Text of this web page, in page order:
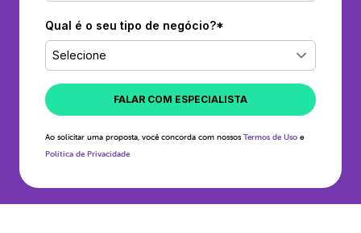
Qual é o seu tipo de negócio?*
Selecione
FALAR COM ESPECIALISTA
Ao solicitar uma proposta, você concorda com nossos Termos de Uso e
Política de Privacidade